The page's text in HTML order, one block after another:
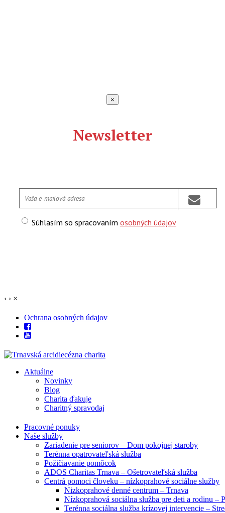
×
Newsletter
Súhlasím so spracovaním osobných údajov
‹ › ×
Ochrana osobných údajov
Aktuálne
Novinky
Blog
Charita ďakuje
Charitný spravodaj
Pracovné ponuky
Naše služby
Zariadenie pre seniorov – Dom pokojnej staroby
Terénna opatrovateľská služba
Požičiavanie pomôcok
ADOS Charitas Trnava – Ošetrovateľská služba
Centrá pomoci človeku – nízkoprahové sociálne služby
Nizkoprahové denné centrum – Trnava
Nízkoprahová sociálna služba pre deti a rodinu –
Terénna sociálna služba krízovej intervencie –